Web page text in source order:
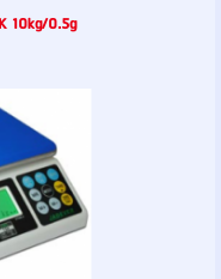
10kg/0.5g